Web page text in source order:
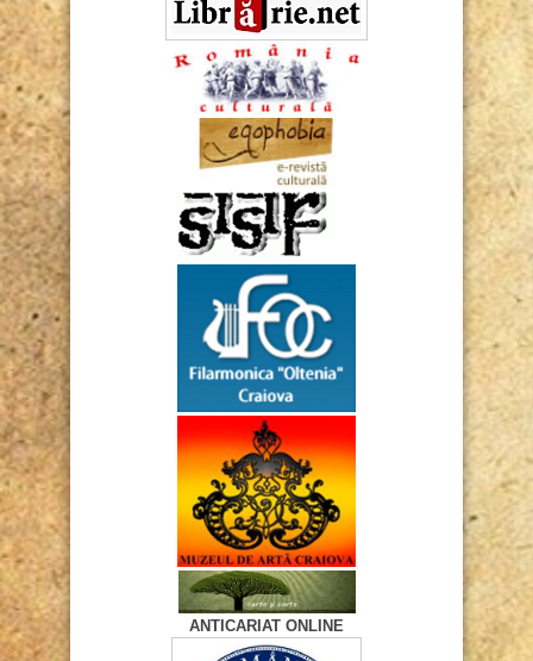
ANTICARIAT ONLINE